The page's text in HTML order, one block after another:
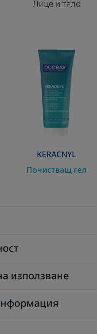
Лице и тяло
Почистващ
KERACNYL
Почистващ гел
използване